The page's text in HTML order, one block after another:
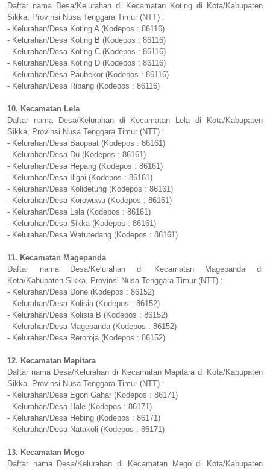
Daftar nama Desa/Kelurahan di Kecamatan Koting di Kota/Kabupaten
Sikka, Provinsi Nusa Tenggara Timur (NTT) :
- Kelurahan/Desa Koting A (Kodepos : 86116)
- Kelurahan/Desa Koting B (Kodepos : 86116)
- Kelurahan/Desa Koting C (Kodepos : 86116)
- Kelurahan/Desa Koting D (Kodepos : 86116)
- Kelurahan/Desa Paubekor (Kodepos : 86116)
- Kelurahan/Desa Ribang (Kodepos : 86116)
10. Kecamatan Lela
Daftar nama Desa/Kelurahan di Kecamatan Lela di Kota/Kabupaten
Sikka, Provinsi Nusa Tenggara Timur (NTT) :
- Kelurahan/Desa Baopaat (Kodepos : 86161)
- Kelurahan/Desa Du (Kodepos : 86161)
- Kelurahan/Desa Hepang (Kodepos : 86161)
- Kelurahan/Desa Iligai (Kodepos : 86161)
- Kelurahan/Desa Kolidetung (Kodepos : 86161)
- Kelurahan/Desa Korowuwu (Kodepos : 86161)
- Kelurahan/Desa Lela (Kodepos : 86161)
- Kelurahan/Desa Sikka (Kodepos : 86161)
- Kelurahan/Desa Watutedang (Kodepos : 86161)
11. Kecamatan Magepanda
Daftar nama Desa/Kelurahan di Kecamatan Magepanda di
Kota/Kabupaten Sikka, Provinsi Nusa Tenggara Timur (NTT) :
- Kelurahan/Desa Done (Kodepos : 86152)
- Kelurahan/Desa Kolisia (Kodepos : 86152)
- Kelurahan/Desa Kolisia B (Kodepos : 86152)
- Kelurahan/Desa Magepanda (Kodepos : 86152)
- Kelurahan/Desa Reroroja (Kodepos : 86152)
12. Kecamatan Mapitara
Daftar nama Desa/Kelurahan di Kecamatan Mapitara di Kota/Kabupaten
Sikka, Provinsi Nusa Tenggara Timur (NTT) :
- Kelurahan/Desa Egon Gahar (Kodepos : 86171)
- Kelurahan/Desa Hale (Kodepos : 86171)
- Kelurahan/Desa Hebing (Kodepos : 86171)
- Kelurahan/Desa Natakoli (Kodepos : 86171)
13. Kecamatan Mego
Daftar nama Desa/Kelurahan di Kecamatan Mego di Kota/Kabupaten